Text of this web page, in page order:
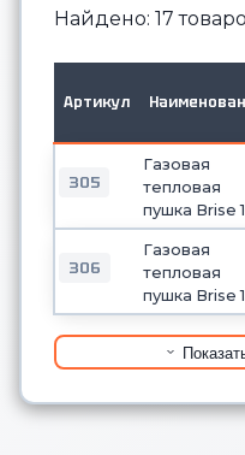
Найдено: 17
Артикул
305
Газовая
тепловая
пушка Brise
306
Газовая
тепловая
пушка Brise